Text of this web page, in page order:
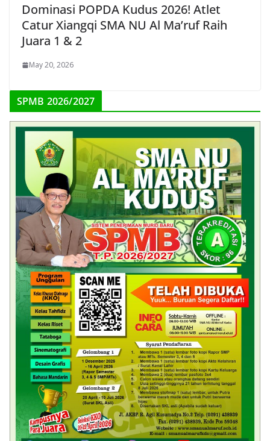
Dominasi POPDA Kudus 2026! Atlet
Catur Xiangqi SMA NU Al Ma’ruf Raih
Juara 1 & 2
May 20, 2026
SPMB 2026/2027